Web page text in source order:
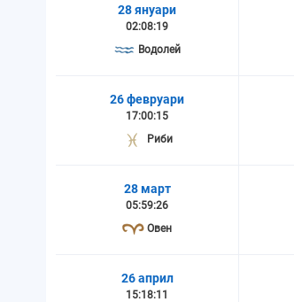
28 януари
02:08:19
Водолей
26 февруари
17:00:15
Риби
28 март
05:59:26
Овен
26 април
15:18:11